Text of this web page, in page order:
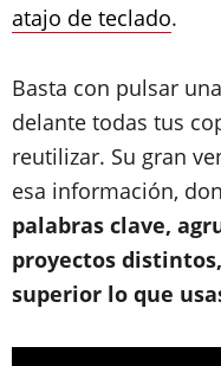
atajo de teclado.
Basta con pulsar
delante todas tus
reutilizar. Su gran
esa información,
palabras clave,
proyectos
superior lo que